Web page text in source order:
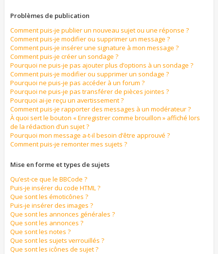
Problèmes de publication
Comment puis-je publier un nouveau sujet ou une réponse ?
Comment puis-je modifier ou supprimer un message ?
Comment puis-je insérer une signature à mon message ?
Comment puis-je créer un sondage ?
Pourquoi ne puis-je pas ajouter plus d’options à un sondage ?
Comment puis-je modifier ou supprimer un sondage ?
Pourquoi ne puis-je pas accéder à un forum ?
Pourquoi ne puis-je pas transférer de pièces jointes ?
Pourquoi ai-je reçu un avertissement ?
Comment puis-je rapporter des messages à un modérateur ?
À quoi sert le bouton « Enregistrer comme brouillon » affiché lors
de la rédaction d’un sujet ?
Pourquoi mon message a-t-il besoin d’être approuvé ?
Comment puis-je remonter mes sujets ?
Mise en forme et types de sujets
Qu’est-ce que le BBCode ?
Puis-je insérer du code HTML ?
Que sont les émoticônes ?
Puis-je insérer des images ?
Que sont les annonces générales ?
Que sont les annonces ?
Que sont les notes ?
Que sont les sujets verrouillés ?
Que sont les icônes de sujet ?